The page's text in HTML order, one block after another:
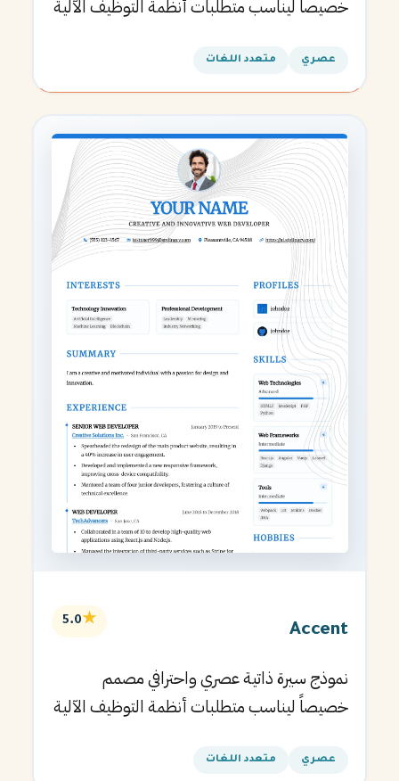
خصيصاً ليناسب متطلبات أنظمة التوظيف الآلية
عصري متعدد اللغات
Accent
★
5.0
نموذج سيرة ذاتية عصري واحترافي مصمم
خصيصاً ليناسب متطلبات أنظمة التوظيف الآلية
عصري متعدد اللغات